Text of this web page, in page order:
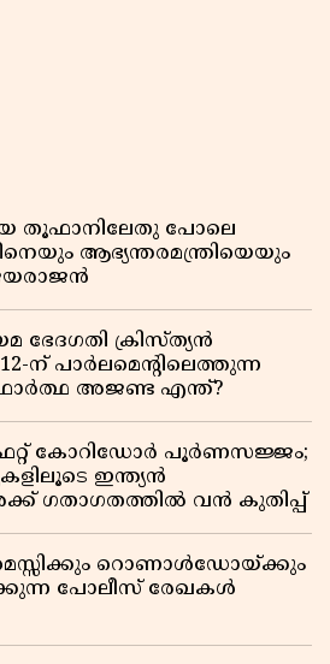
തൂഫാനിലേതു പോലെ
ആഭ്യന്തരമന്ത്രിയെയും
ക്രിസ്ത്യൻ
ന് പാർലമെന്റിലെത്തുന്ന
യഥാർത്ഥ അജണ്ട എന്ത്?
കോറിഡോർ പൂർണസജ്ജം;
ഇന്ത്യൻ
ഗതാഗതത്തിൽ വൻ കുതിപ്പ്
റൊണാൾഡോയ്ക്കും
പോലീസ് രേഖകൾ